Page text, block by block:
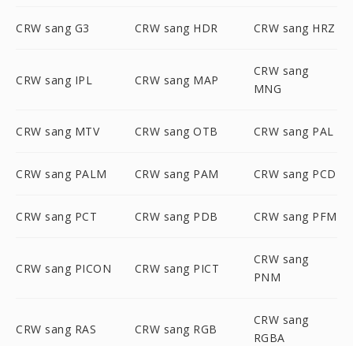
CRW sang G3 CRW sang HDR CRW sang HRZ
CRW sang IPL CRW sang MAP
CRW sang
MNG
CRW sang MTV CRW sang OTB CRW sang PAL
CRW sang PALM CRW sang PAM CRW sang PCD
CRW sang PCT CRW sang PDB CRW sang PFM
CRW sang PICON CRW sang PICT
CRW sang
PNM
CRW sang RAS CRW sang RGB
CRW sang
RGBA